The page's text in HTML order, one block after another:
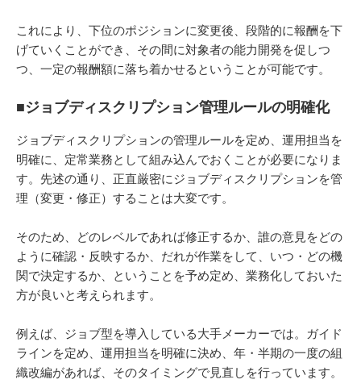
これにより、下位のポジションに変更後、段階的に報酬を下
げていくことができ、その間に対象者の能力開発を促しつ
つ、一定の報酬額に落ち着かせるということが可能です。
■ジョブディスクリプション管理ルールの明確化
ジョブディスクリプションの管理ルールを定め、運用担当を
明確に、定常業務として組み込んでおくことが必要になりま
す。先述の通り、正直厳密にジョブディスクリプションを管
理（変更・修正）することは大変です。
そのため、どのレベルであれば修正するか、誰の意見をどの
ように確認・反映するか、だれが作業をして、いつ・どの機
関で決定するか、ということを予め定め、業務化しておいた
方が良いと考えられます。
例えば、ジョブ型を導入している大手メーカーでは。ガイド
ラインを定め、運用担当を明確に決め、年・半期の一度の組
織改編があれば、そのタイミングで見直しを行っています。